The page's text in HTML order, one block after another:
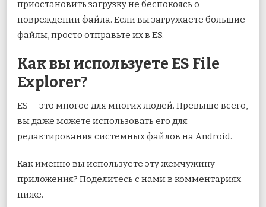
приостановить загрузку не беспокоясь о
повреждении файла. Если вы загружаете большие
файлы, просто отправьте их в ES.
Как вы используете ES File
Explorer?
ES — это многое для многих людей. Превыше всего,
вы даже можете использовать его для
редактирования системных файлов на Android.
Как именно вы используете эту жемчужину
приложения? Поделитесь с нами в комментариях
ниже.